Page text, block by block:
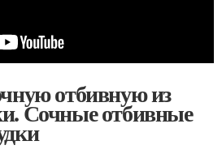
отбивную из
Сочные отбивные